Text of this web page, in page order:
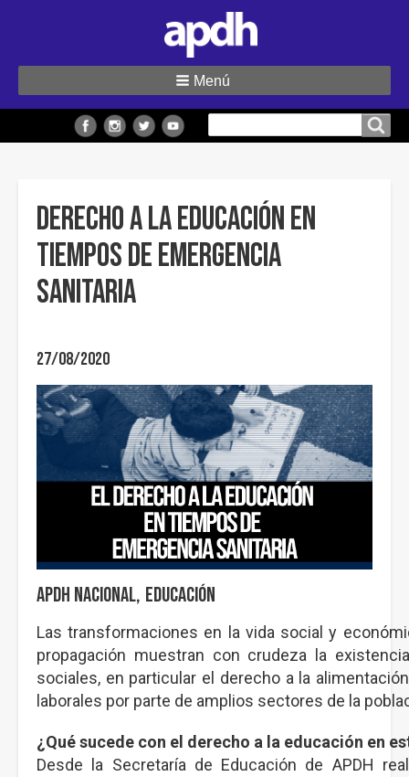
sitio
Menú
Derecho a la educación en
tiempos de emergencia
sanitaria
27/08/2020
APDH Nacional Educación
Las transformaciones en la vida social y
propagación muestran con crudeza la
sociales, en particular el derecho a la
laborales por parte de amplios sectores de la
¿Qué sucede con el derecho a la educación en
Desde la Secretaría de Educación de APDH